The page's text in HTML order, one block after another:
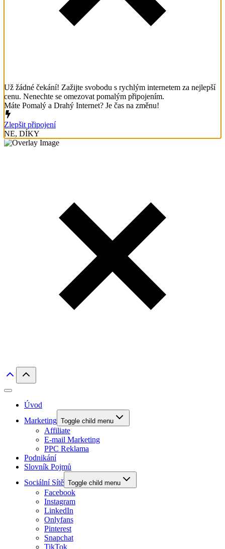
Už žádné čekání! Zažijte svobodu s rychlým internetem za nejlepší
cenu. Nenechte se omezovat pomalým připojením.
Máte Pomalý a Drahý Internet? Je čas na změnu!
Zlepšit připojení
NE, DÍKY
Úvod
Marketing Toggle child menu
Affiliate
E-mail Marketing
PPC Reklama
Podnikání
Slovník Pojmů
Sociální Sítě Toggle child menu
Facebook
Instagram
LinkedIn
Onlyfans
Pinterest
Snapchat
TikTok